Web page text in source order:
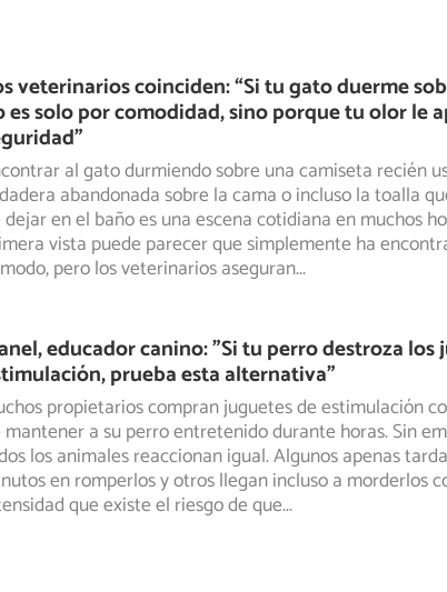
veterinarios coinciden: “Si tu gato duerme
es solo por comodidad, sino porque tu olor le
al gato durmiendo sobre una camiseta recién
abandonada sobre la cama o incluso la toalla
dejaren el baño es una escena cotidiana en muchos
vista puede parecer que simplemente ha
pero los veterinarios aseguran...
educador canino: "Si tu perro destroza los
prueba esta alternativa"
propietarios compran juguetes de estimulación
mantener a su perro entretenido durante horas. Sin
los animales reaccionan igual. Algunos apenas
en romperlos y otros llegan incluso a morderlos
que existe el riesgo de que...